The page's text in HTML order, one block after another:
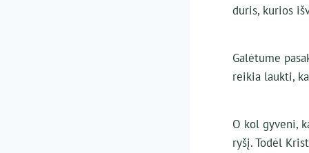
duris, kurios
Galėtume
reikia laukti,
O kol gyveni,
ryšį. Todėl